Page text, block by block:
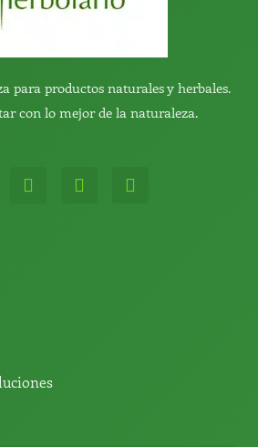
para productos naturales y herbales.
con lo mejor de la naturaleza.
T
e
Y
o
T
i